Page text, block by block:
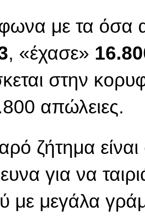
με τα όσα
, «έχασε»
στην
απώλειες.
ζήτημα
για να
με μεγάλα